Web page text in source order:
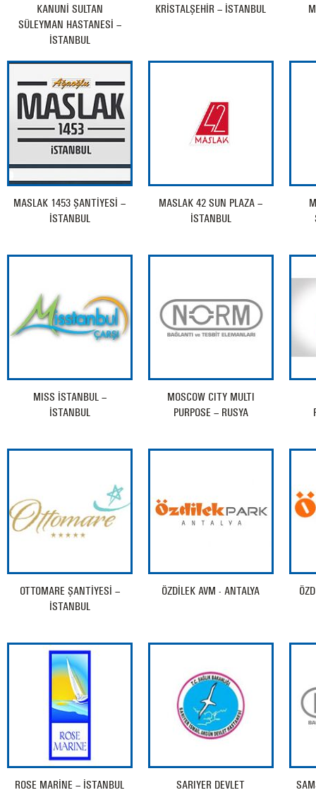
KANUNİ SULTAN
SÜLEYMAN HASTANESİ –
İSTANBUL
KRİSTALŞEHİR – İSTANBUL
MASLAK 1453 ŞANTİYESİ –
İSTANBUL
MASLAK 42 SUN PLAZA –
İSTANBUL
MISS İSTANBUL –
İSTANBUL
MOSCOW CITY MULTI
PURPOSE – RUSYA
OTTOMARE ŞANTİYESİ –
İSTANBUL
ÖZDİLEK AVM - ANTALYA
ROSE MARİNE – İSTANBUL SARIYER DEVLET